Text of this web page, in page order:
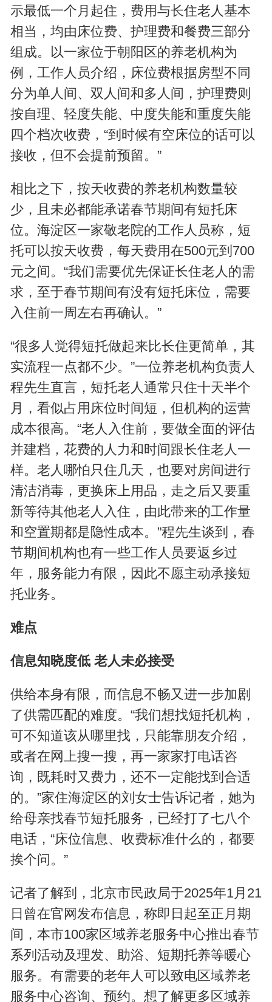
示最低一个月起住，费用与长住老人基本
相当，均由床位费、护理费和餐费三部分
组成。以一家位于朝阳区的养老机构为
例，工作人员介绍，床位费根据房型不同
分为单人间、双人间和多人间，护理费则
按自理、轻度失能、中度失能和重度失能
四个档次收费，“到时候有空床位的话可以
接收，但不会提前预留。”
相比之下，按天收费的养老机构数量较
少，且未必都能承诺春节期间有短托床
位。海淀区一家敬老院的工作人员称，短
托可以按天收费，每天费用在500元到700
元之间。“我们需要优先保证长住老人的需
求，至于春节期间有没有短托床位，需要
入住前一周左右再确认。”
“很多人觉得短托做起来比长住更简单，其
实流程一点都不少。”一位养老机构负责人
程先生直言，短托老人通常只住十天半个
月，看似占用床位时间短，但机构的运营
成本很高。“老人入住前，要做全面的评估
并建档，花费的人力和时间跟长住老人一
样。老人哪怕只住几天，也要对房间进行
清洁消毒，更换床上用品，走之后又要重
新等待其他老人入住，由此带来的工作量
和空置期都是隐性成本。”程先生谈到，春
节期间机构也有一些工作人员要返乡过
年，服务能力有限，因此不愿主动承接短
托业务。
难点
信息知晓度低 老人未必接受
供给本身有限，而信息不畅又进一步加剧
了供需匹配的难度。“我们想找短托机构，
可不知道该从哪里找，只能靠朋友介绍，
或者在网上搜一搜，再一家家打电话咨
询，既耗时又费力，还不一定能找到合适
的。”家住海淀区的刘女士告诉记者，她为
给母亲找春节短托服务，已经打了七八个
电话，“床位信息、收费标准什么的，都要
挨个问。”
记者了解到，北京市民政局于2025年1月21
日曾在官网发布信息，称即日起至正月期
间，本市100家区域养老服务中心推出春节
系列活动及理发、助浴、短期托养等暖心
服务。有需要的老年人可以致电区域养老
服务中心咨询、预约。想了解更多区域养